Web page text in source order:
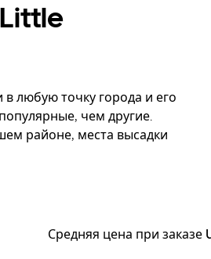
в любую точку города и его
чем другие.
районе, места высадки
Средняя цена при заказе